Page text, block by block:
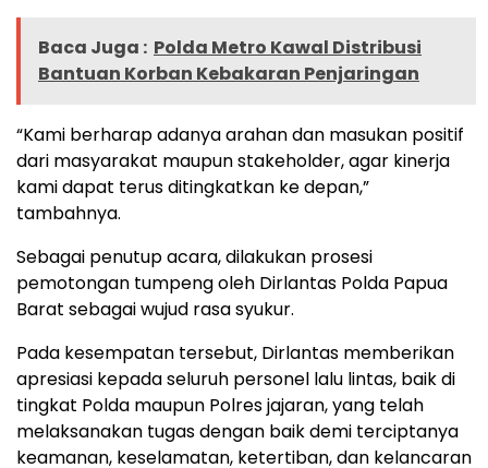
Baca Juga : Polda Metro Kawal Distribusi
Bantuan Korban Kebakaran Penjaringan
“Kami berharap adanya arahan dan masukan positif
dari masyarakat maupun stakeholder, agar kinerja
kami dapat terus ditingkatkan ke depan,”
tambahnya.
Sebagai penutup acara, dilakukan prosesi
pemotongan tumpeng oleh Dirlantas Polda Papua
Barat sebagai wujud rasa syukur.
Pada kesempatan tersebut, Dirlantas memberikan
apresiasi kepada seluruh personel lalu lintas, baik di
tingkat Polda maupun Polres jajaran, yang telah
melaksanakan tugas dengan baik demi terciptanya
keamanan, keselamatan, ketertiban, dan kelancaran